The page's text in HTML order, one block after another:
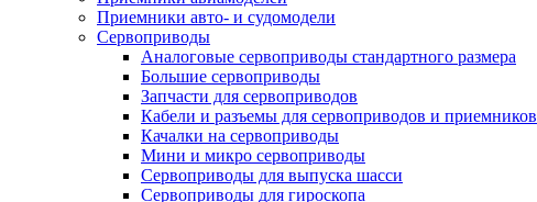
Приемники авто- и судомодели
Сервоприводы
Аналоговые сервоприводы стандартного размера
Большие сервоприводы
Запчасти для сервоприводов
Кабели и разъемы для сервоприводов и приемников
Качалки на сервоприводы
Мини и микро сервоприводы
Сервоприводы для выпуска шасси
Сервоприводы для гироскопа